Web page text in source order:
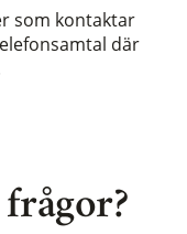
som kontaktar
där